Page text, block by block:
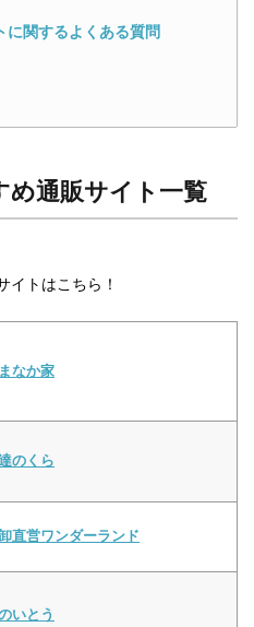
に関するよくある質問
め通販サイト一覧
イトはこちら！
なか家
のくら
直営ワンダーランド
いとう